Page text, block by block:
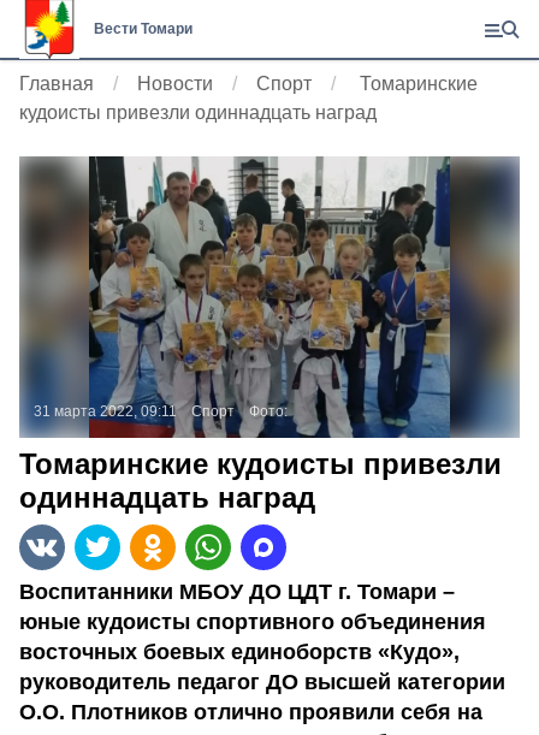
Вести Томари
Главная Новости Спорт
Томаринские
кудоисты привезли одиннадцать наград
31 марта 2022, 09:11 Спорт Фото:
Томаринские кудоисты привезли
одиннадцать наград
Воспитанники МБОУ ДО ЦДТ г. Томари –
юные кудоисты спортивного объединения
восточных боевых единоборств «Кудо»,
руководитель педагог ДО высшей категории
О.О. Плотников отлично проявили себя на